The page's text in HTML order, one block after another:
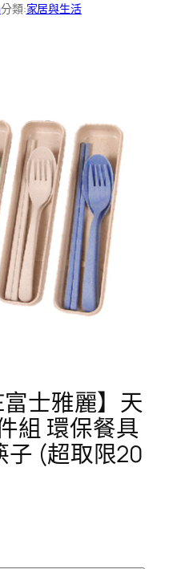
分類:家居與生活
富士雅麗】天
組 環保餐具
子 (超取限20